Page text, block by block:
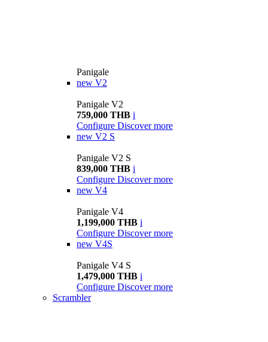
Panigale
new V2
Panigale V2
759,000 THB i
Configure Discover more
new V2 S
Panigale V2 S
839,000 THB i
Configure Discover more
new V4
Panigale V4
1,199,000 THB i
Configure Discover more
new V4S
Panigale V4 S
1,479,000 THB i
Configure Discover more
Scrambler